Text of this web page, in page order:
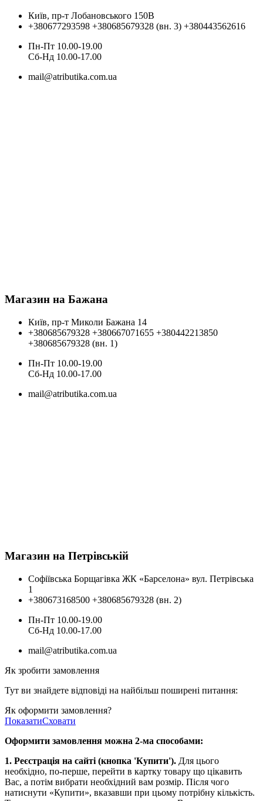
Київ, пр-т Лобановського 150В
+380677293598 +380685679328 (вн. 3) +380443562616
Пн-Пт 10.00-19.00
Cб-Нд 10.00-17.00
mail@atributika.com.ua
Магазин на Бажана
Київ, пр-т Миколи Бажана 14
+380685679328 +380667071655 +380442213850
+380685679328 (вн. 1)
Пн-Пт 10.00-19.00
Cб-Нд 10.00-17.00
mail@atributika.com.ua
Магазин на Петрівській
Софіївська Борщагівка ЖК «Барселона» вул. Петрівська
1
+380673168500 +380685679328 (вн. 2)
Пн-Пт 10.00-19.00
Cб-Нд 10.00-17.00
mail@atributika.com.ua
Як зробити замовлення
Тут ви знайдете відповіді на найбільш поширені питання:
Як оформити замовлення?
ПоказатиСховати
Оформити замовлення можна 2-ма способами:
1. Реєстрація на сайті (кнопка 'Купити'). Для цього
необхідно, по-перше, перейти в картку товару що цікавить
Вас, а потім вибрати необхідний вам розмір. Після чого
натиснути «Купити», вказавши при цьому потрібну кількість.